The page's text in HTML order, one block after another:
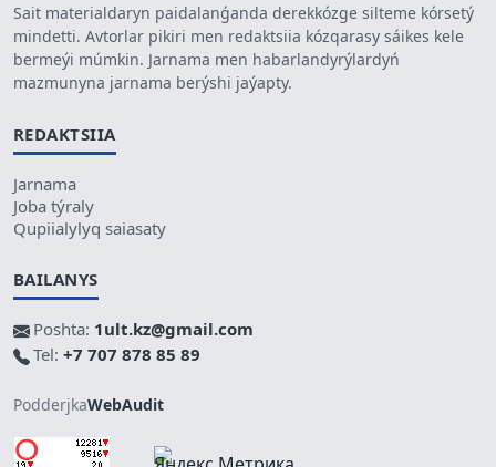
Sait materialdaryn paidalanǵanda derekkózge silteme kórsetý
mindetti. Avtorlar pikiri men redaktsiia kózqarasy sáikes kele
bermeýi múmkin. Jarnama men habarlandyrýlardyń
mazmunyna jarnama berýshi jaýapty.
REDAKTSIIA
Jarnama
Joba týraly
Qupiialylyq saiasaty
BAILANYS
Poshta: 1ult.kz@gmail.com
Tel: +7 707 878 85 89
PodderjkaWebAudit